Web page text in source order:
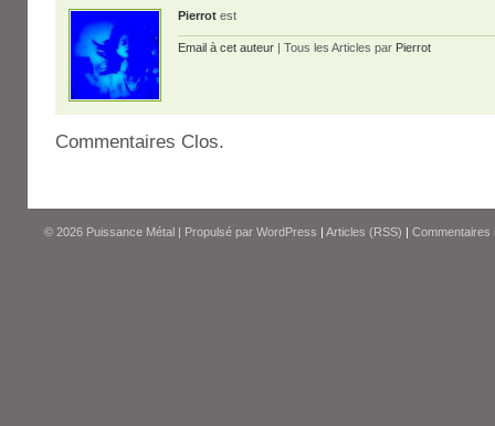
Pierrot est
Email à cet auteur | Tous les Articles par Pierrot
Commentaires Clos.
© 2026 Puissance Métal | Propulsé par WordPress | Articles (RSS) | Commentaires